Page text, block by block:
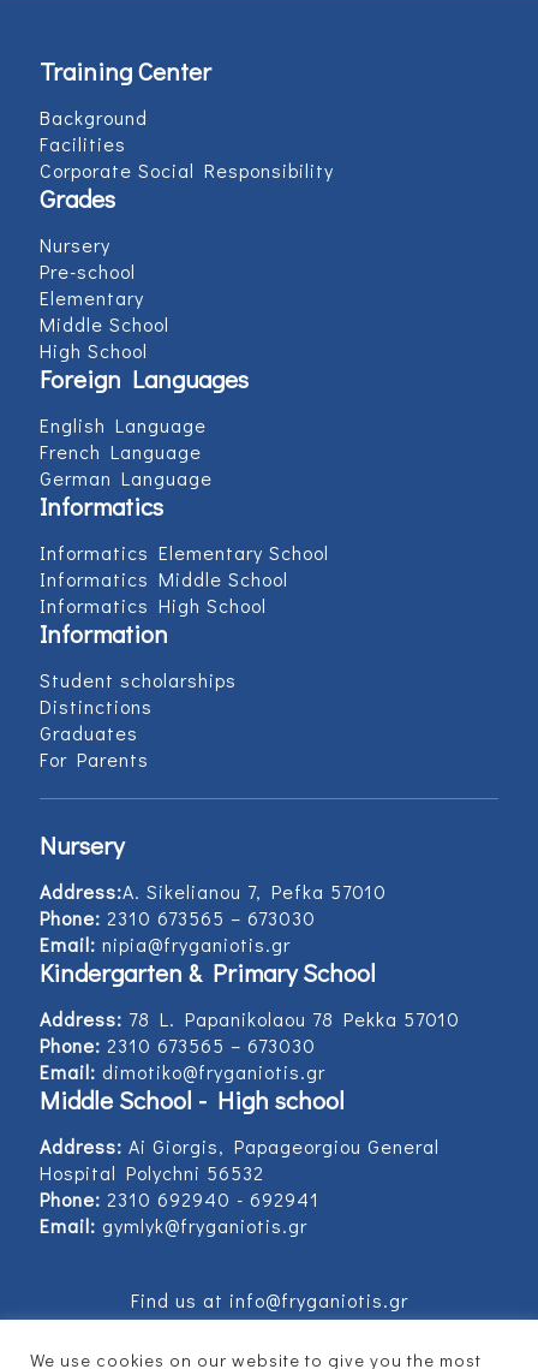
Training Center
Background
Facilities
Corporate Social Responsibility
Grades
Nursery
Pre-school
Elementary
Middle School
High School
Foreign Languages
English Language
French Language
German Language
Informatics
Informatics Elementary School
Informatics Middle School
Informatics High School
Information
Student scholarships
Distinctions
Graduates
For Parents
Nursery
Address:Α. Sikelianou 7, Pefka 57010
Phone: 2310 673565 – 673030
Email: nipia@fryganiotis.gr
Kindergarten & Primary School
Address: 78 L. Papanikolaou 78 Pekka 57010
Phone: 2310 673565 – 673030
Email: dimotiko@fryganiotis.gr
Middle School - High school
Address: Ai Giorgis, Papageorgiou General
Hospital Polychni 56532
Phone: 2310 692940 - 692941
Email: gymlyk@fryganiotis.gr
Find us at info@fryganiotis.gr
We use cookies on our website to give you the most